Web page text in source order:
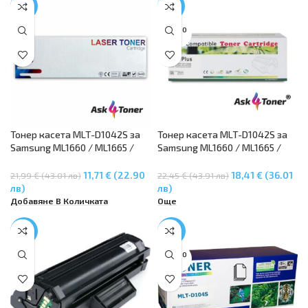
-47%
Тонер касета MLT-D1042S за
Samsung ML1660 / ML1665 /
Samsung SCX3200/3205
21,99 € (43.01 лв)11,71 € (22.90
лв)
Добавяне В Количката
-18%
SOLD O
UT
Тонер касета MLT-D1042S за
Samsung ML1660 / ML1665 /
Samsung SCX3200/3205
22,45 € (43.91 лв)18,41 € (36.01
лв)
Още
-37% -28%
SOLD O